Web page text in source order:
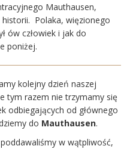
Mauthausen,
Polaka, więzionego
ów człowiek i jak do
poniżej.
kolejny dzień naszej
tym razem nie trzymamy się
odbiegających od głównego
do Mauthausen.
w wątpliwość,